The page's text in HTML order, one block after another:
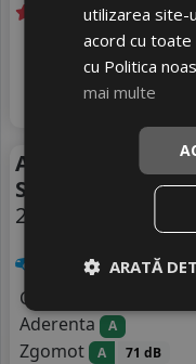
Livrare gratuită *
506RON
617 RON
Anvelope vara
S
215/35 R18 84Y
Turisme
Consum
Aderenta A
Zgomot A 71 dB
utilizarea site-
acord cu
cu Politica
mai multe
ARATĂ